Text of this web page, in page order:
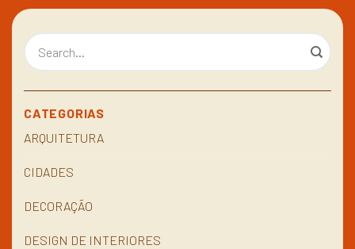
CATEGORIAS
ARQUITETURA
CIDADES
DECORAÇÃO
DESIGN DE INTERIORES